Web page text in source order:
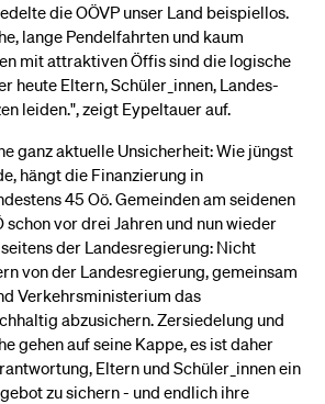
die OÖVP unser Land beispiellos.
lange Pendelfahrten und kaum
mit attraktiven Öffis sind die logische
heute Eltern, Schüler_innen, Landes-
leiden.", zeigt Eypeltauer auf.
ganz aktuelle Unsicherheit: Wie jüngst
hängt die Finanzierung in
45 Oö. Gemeinden am seidenen
schon vor drei Jahren und nun wieder
der Landesregierung: Nicht
von der Landesregierung, gemeinsam
Verkehrsministerium das
abzusichern. Zersiedelung und
gehen auf seine Kappe, es ist daher
Eltern und Schüler_innen ein
zu sichern - und endlich ihre